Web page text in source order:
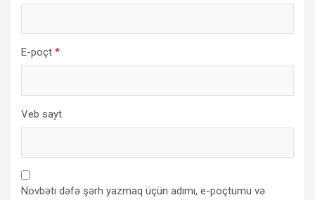
E-poçt *
Veb sayt
Növbəti dəfə şərh yazmaq üçün adımı, e-poçtumu və